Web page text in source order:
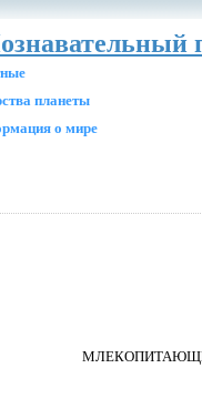
планеты
о мире